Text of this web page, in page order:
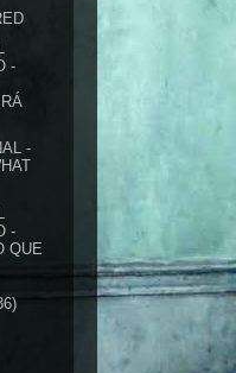
-
-
-
QUE